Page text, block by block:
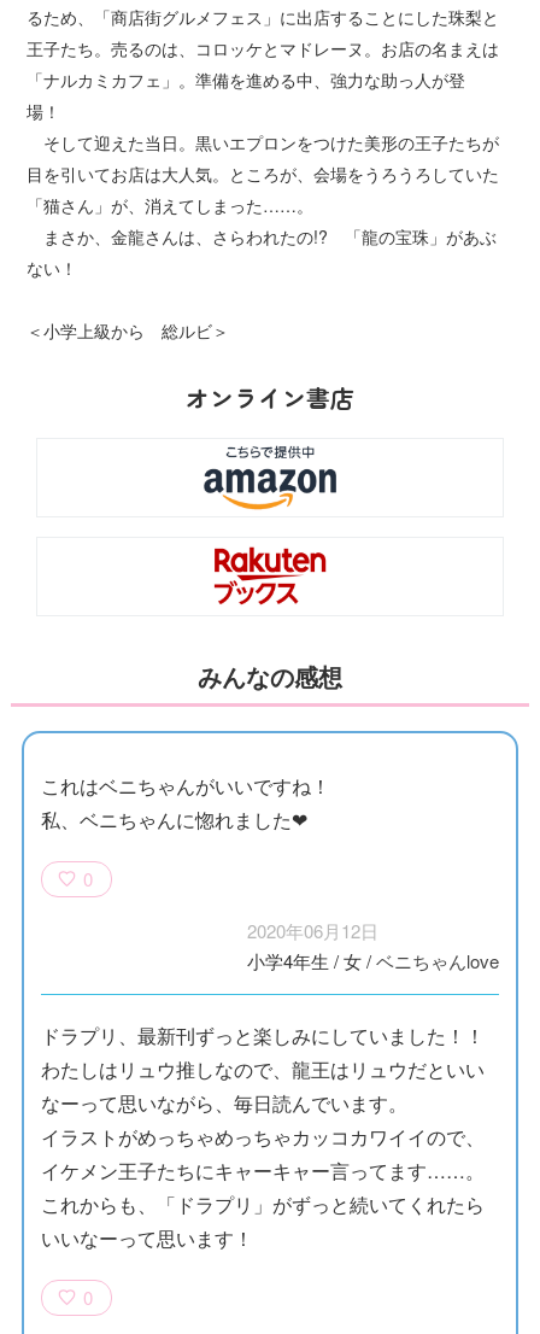
るため、「商店街グルメフェス」に出店することにした珠梨と
王子たち。売るのは、コロッケとマドレーヌ。お店の名まえは
「ナルカミカフェ」。準備を進める中、強力な助っ人が登
場！
そして迎えた当日。黒いエプロンをつけた美形の王子たちが
目を引いてお店は大人気。ところが、会場をうろうろしていた
「猫さん」が、消えてしまった……。
まさか、金龍さんは、さらわれたの!? 「龍の宝珠」があぶ
ない！
＜小学上級から 総ルビ＞
オンライン書店
みんなの感想
これはベニちゃんがいいですね！
私、ベニちゃんに惚れました❤︎
0
2020年06月12日
小学4年生 /女/ベニちゃんlove
ドラプリ、最新刊ずっと楽しみにしていました！！
わたしはリュウ推しなので、龍王はリュウだといい
なーって思いながら、毎日読んでいます。
イラストがめっちゃめっちゃカッコカワイイので、
イケメン王子たちにキャーキャー言ってます……。
これからも、「ドラプリ」がずっと続いてくれたら
いいなーって思います！
0